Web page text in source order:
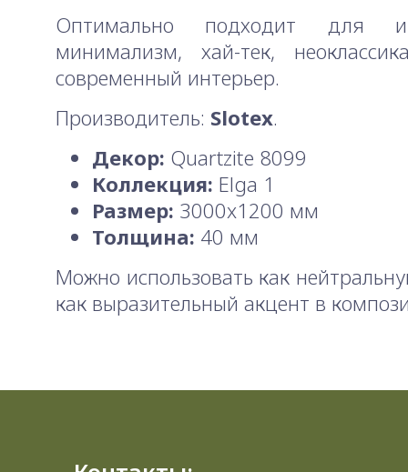
Оптимально подходит для
минимализм, хай-тек,
современный интерьер.
Производитель: Slotex.
Декор: Quartzite 8099
Коллекция: Elga 1
Размер: 3000x1200 мм
Толщина: 40 мм
Можно использовать как
как выразительный акцент в